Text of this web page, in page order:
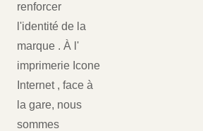
renforcer
l'identité de la
marque . À l'
imprimerie Icone
Internet , face à
la gare, nous
sommes